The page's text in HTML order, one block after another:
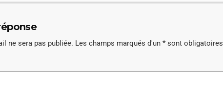
ne sera pas publiée. Les champs marqués d'un * sont obligatoires